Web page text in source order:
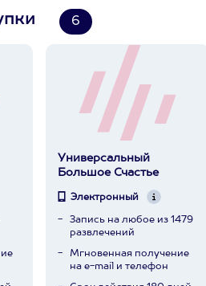
6
Универсальный
Большое Счастье
Электронный
Запись на любое из 1479
развлечений
Мгновенная получение
на e-mail и телефон